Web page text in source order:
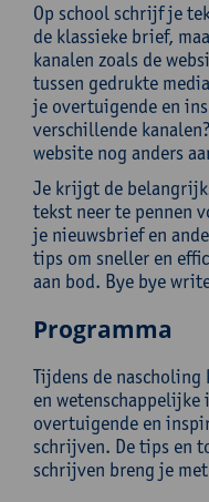
Op school schrijf je
de klassieke brief,
kanalen zoals de
tussen gedrukte
je overtuigende en
verschillende
website nog anders
Je krijgt de
tekst neer te pennen
je nieuwsbrief en
tips om sneller en
aan bod. Bye bye
Programma
Tijdens de
en
overtuigende en
schrijven. De tips en
schrijven breng je